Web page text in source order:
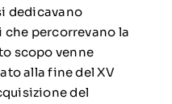
dedicavano
che percorrevano la
scopo venne
alla fine del XV
del